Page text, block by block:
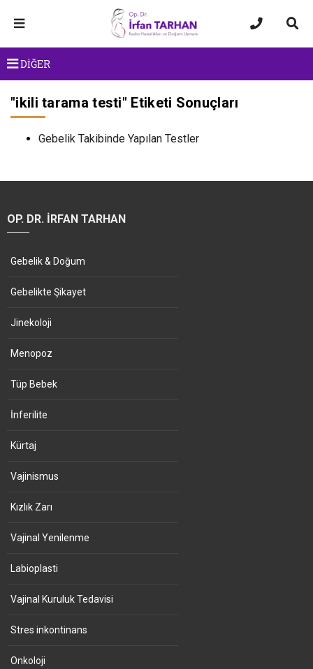
DİĞER
"ikili tarama testi" Etiketi Sonuçları
Gebelik Takibinde Yapılan Testler
OP. DR. İRFAN TARHAN
Gebelik & Doğum
Gebelikte Şikayet
Jinekoloji
Menopoz
Tüp Bebek
İnferilite
Kürtaj
Vajinismus
Kızlık Zarı
Vajinal Yenilenme
Labioplasti
Vajinal Kuruluk Tedavisi
Stres inkontinans
Onkoloji